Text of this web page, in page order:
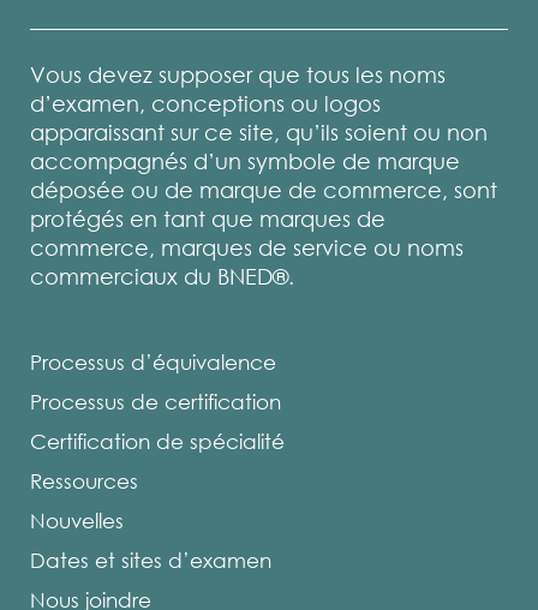
Vous devez supposer que tous les noms
d’examen, conceptions ou logos
apparaissant sur ce site, qu’ils soient ou non
accompagnés d’un symbole de marque
déposée ou de marque de commerce, sont
protégés en tant que marques de
commerce, marques de service ou noms
commerciaux du BNED®.
Processus d’équivalence
Processus de certification
Certification de spécialité
Ressources
Nouvelles
Dates et sites d’examen
Nous joindre